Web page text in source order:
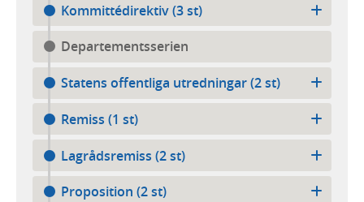
Kommittédirektiv (3 st)
Departementsserien
Statens offentliga utredningar (2 st)
Remiss (1 st)
Lagrådsremiss (2 st)
Proposition (2 st)